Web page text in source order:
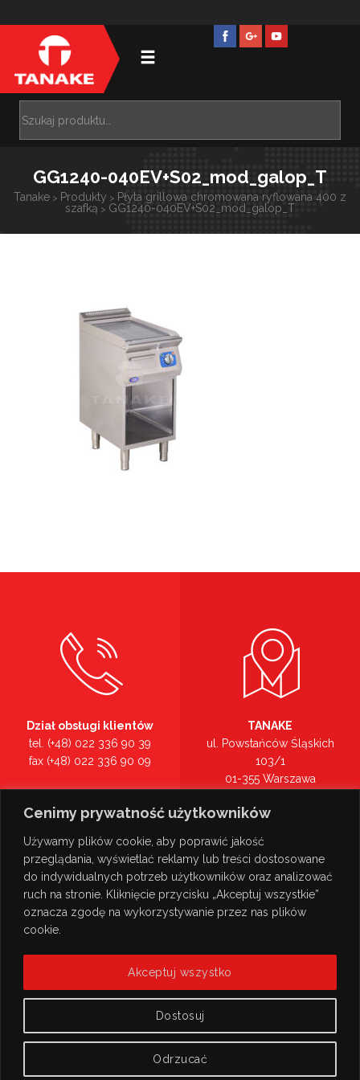
Cenimy prywatność użytkowników
Używamy plików cookie, aby poprawić jakość
przeglądania, wyświetlać reklamy lub treści dostosowane
do indywidualnych potrzeb użytkowników oraz analizować
ruch na stronie. Kliknięcie przycisku „Akceptuj wszystkie”
oznacza zgodę na wykorzystywanie przez nas plików
cookie.
Dostosuj
Odrzucać
Akceptuj wszystko
GG1240-040EV+S02_mod_galop_T
Tanake > Produkty > Płyta grillowa chromowana ryflowana 400 z
szafką > GG1240-040EV+S02_mod_galop_T
Dział obsługi klientów
tel. (+48) 022 336 90 39
fax (+48) 022 336 90 09
tel. (+48) 022 336 90 00
TANAKE
ul. Powstańców Śląskich
103/1
01-355 Warszawa
Zobacz na mapie >
© Copyright 2026TANAKE